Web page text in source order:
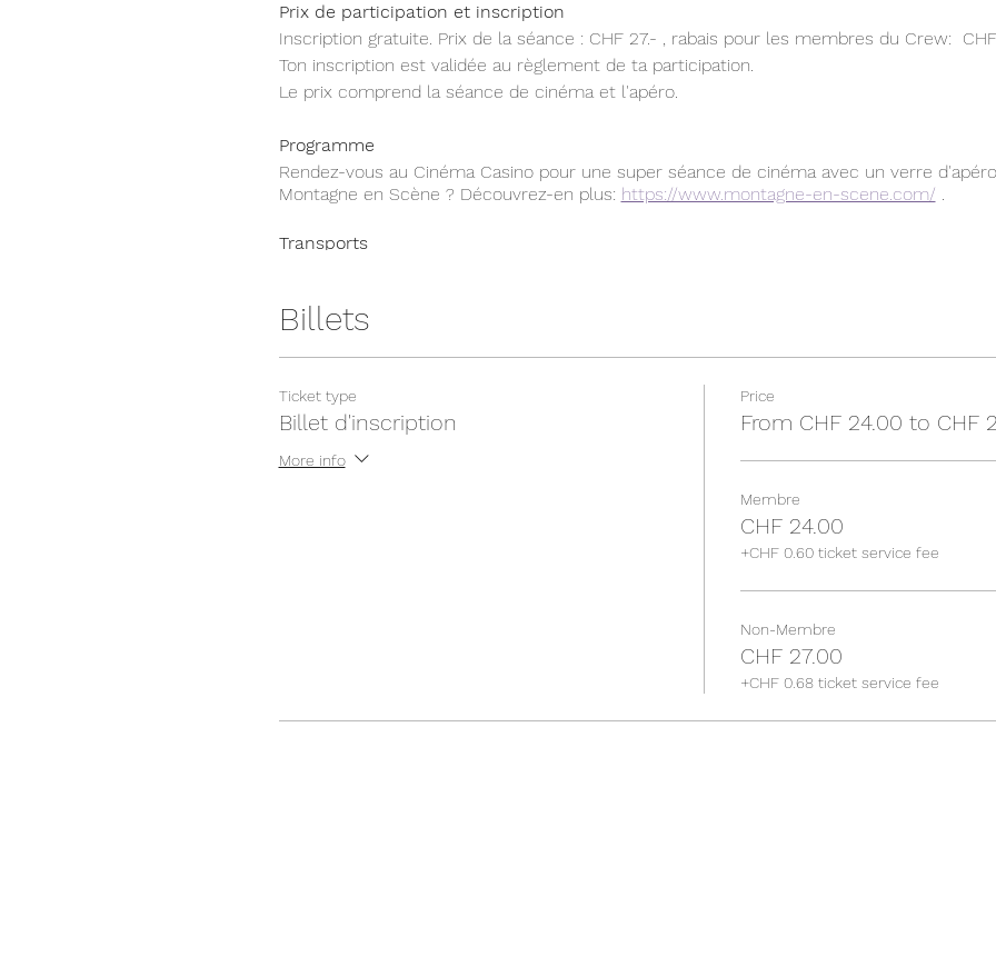
Prix de participation et inscription
Inscription gratuite. Prix de la séance : CHF 27.- , rabais pour les membres du Crew: CHF
Ton inscription est validée au règlement de ta participation.
Le prix comprend la séance de cinéma et l'apéro.
Programme
Rendez-vous au Cinéma Casino pour une super séance de cinéma avec un verre
Montagne en Scène ? Découvrez-en plus: https://www.montagne-en-scene.com/ .
Transports
participation (CHF 27.- ou CHF 24.-). Tu comprends que toute annulation moins de 48h
aucun remboursement et que le Crew rembourse ta participation moins les frais
prévoyance!
Au plaisir de passer cette superbe journée avec toi avec toi!✨️
Billets
Ticket type
Billet d'inscription
More info
Price
From CHF 24.00 to CHF
Membre
CHF 24.00
+CHF 0.60 ticket service fee
Non-Membre
CHF 27.00
+CHF 0.68 ticket service fee